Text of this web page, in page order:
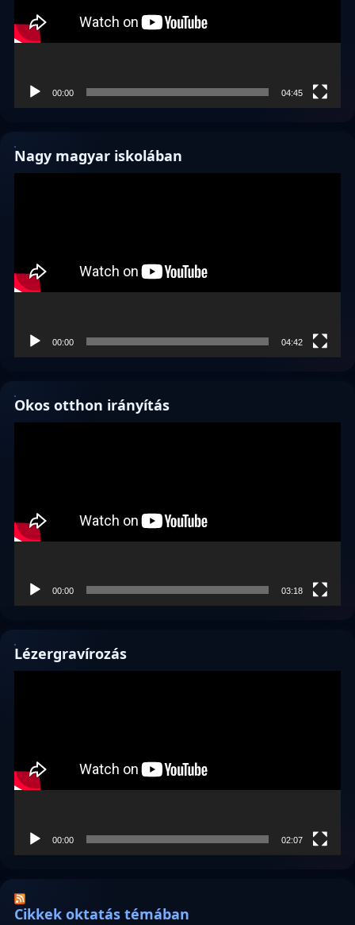
00:00 04:45
Nagy magyar iskolában
00:00 04:42
Okos otthon irányítás
00:00 03:18
Lézergravírozás
00:00 02:07
Cikkek oktatás témában